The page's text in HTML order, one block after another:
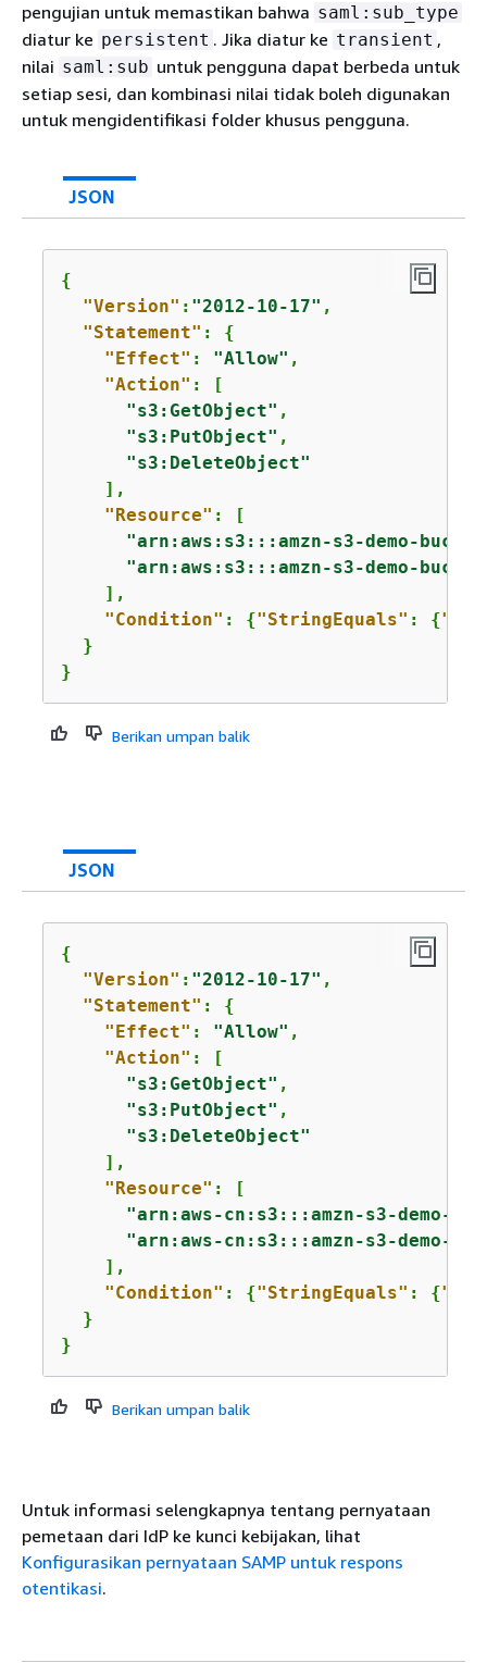
pengujian untuk memastikan bahwa saml:sub_type
diatur ke persistent . Jika diatur ke transient ,
nilai saml:sub untuk pengguna dapat berbeda untuk
setiap sesi, dan kombinasi nilai tidak boleh digunakan
untuk mengidentifikasi folder khusus pengguna.
JSON
{
"Version" : "2012-10-17" ,
"Statement" : {
"Effect" : "Allow" ,
"Action" : [
"s3:GetObject" ,
"s3:PutObject" ,
"s3:DeleteObject"
    ],
"Resource" : [
"arn:aws:s3:::amzn-s3-demo-
"arn:aws:s3:::amzn-s3-demo-
    ],
"Condition" : {"StringEquals" : {
  }
}
Berikan umpan balik
JSON
{
"Version" : "2012-10-17" ,
"Statement" : {
"Effect" : "Allow" ,
"Action" : [
"s3:GetObject" ,
"s3:PutObject" ,
"s3:DeleteObject"
    ],
"Resource" : [
"arn:aws-cn:s3:::amzn-s3-demo-
"arn:aws-cn:s3:::amzn-s3-demo-
    ],
"Condition" : {"StringEquals" : {
  }
}
Berikan umpan balik
Untuk informasi selengkapnya tentang pernyataan
pemetaan dari IdP ke kunci kebijakan, lihat
Konfigurasikan pernyataan SAMP untuk respons
otentikasi.